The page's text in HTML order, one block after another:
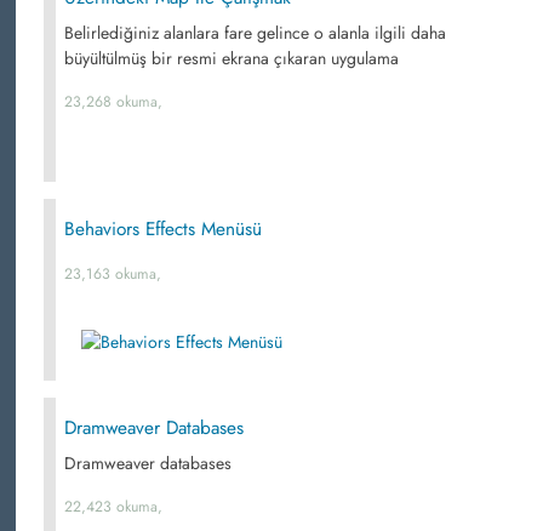
Belirlediğiniz alanlara fare gelince o alanla ilgili daha
büyültülmüş bir resmi ekrana çıkaran uygulama
23,268 okuma,
Behaviors Effects Menüsü
23,163 okuma,
Dramweaver Databases
Dramweaver databases
22,423 okuma,